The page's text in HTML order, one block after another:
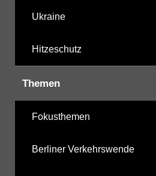
Ukraine
Hitzeschutz
Themen
Fokusthemen
Berliner Verkehrswende